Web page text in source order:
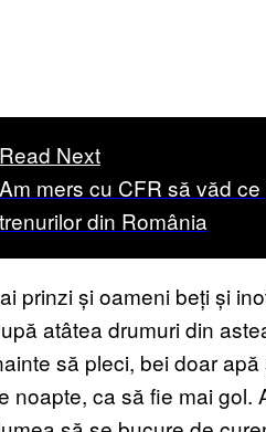
Read Next
Am mers cu CFR să văd
trenurilor din România
prinzi și oameni beți și
atâtea drumuri din
să pleci, bei doar
noapte, ca să fie mai gol.